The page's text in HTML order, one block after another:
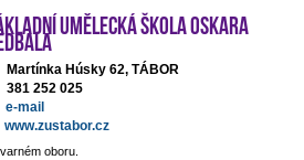
umělecká škola Oskara
Martínka Húsky 62, TÁBOR
381 252 025
e-mail
www.zustabor.cz
oboru.